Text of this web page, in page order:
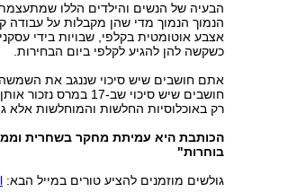
הבעיה של הנשים והילדים הללו
הנמוך הנמוך מדי שהן מקבלות על
אצבע אוטומטית בקלפי, שבויות בידי
כשקשה להן להגיע לקלפי ביום הבחירות.
אתם חושבים שיש סיכוי שננגב את
חושבים שיש סיכוי שב-
רק באוכלוסיות החלשות והמוחלשות אלא
הכותבת היא עמיתת מחקר בשחרית
בוחרות"
גולשים מוזמנים להציע טורים במייל הבא: